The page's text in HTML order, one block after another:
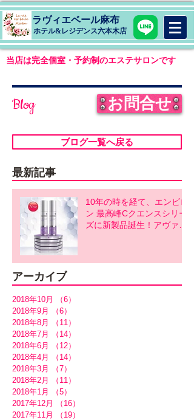
ラヴィエベール麻布
​ホテル&レジデンス六本木店
当店は完全個室・予約制のエステサロンです
Blog お問合せ
ブログ一覧へ戻る
最新記事
10年の時を経て、エンビロ
ン 最高峰Cクエンスシリー
ズに新製品誕生！アヴァン
アーカイブ
2018年10月 （6）
2018年9月
（6）
2018年8月
（11）
2018年7月
（14）
2018年6月
（12）
2018年4月
（14）
2018年3月
（7）
2018年2月
（11）
2018年1月
（5）
2017年12月
（16）
2017年11月
（19）